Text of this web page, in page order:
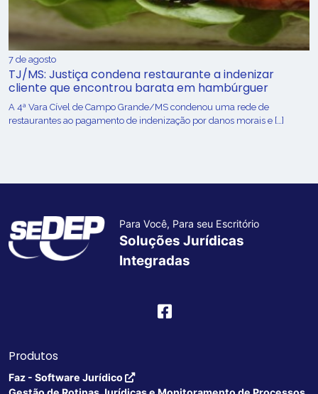
7 de agosto
TJ/MS: Justiça condena restaurante a indenizar
cliente que encontrou barata em hambúrguer
A 4ª Vara Cível de Campo Grande/MS condenou uma rede de
restaurantes ao pagamento de indenização por danos morais e […]
Para Você, Para seu Escritório
Soluções Jurídicas
Integradas
Produtos
Faz - Software Jurídico